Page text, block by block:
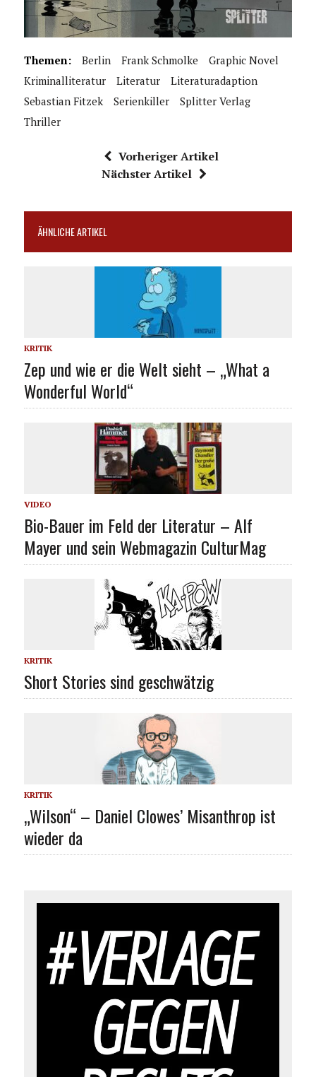
Themen: Berlin Frank Schmolke
Graphic Novel
Kriminalliteratur
Literatur
Literaturadaption
Sebastian Fitzek
Serienkiller
Splitter Verlag
Thriller
Vorheriger Artikel
Nächster Artikel
ÄHNLICHE ARTIKEL
KRITIK
Zep und wie er die Welt sieht – „What a
Wonderful World“
VIDEO
Bio-Bauer im Feld der Literatur – Alf
Mayer und sein Webmagazin CulturMag
KRITIK
Short Stories sind geschwätzig
KRITIK
„Wilson“ – Daniel Clowes’ Misanthrop ist
wieder da